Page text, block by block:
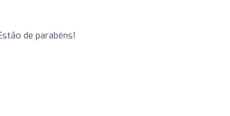
de parabéns!